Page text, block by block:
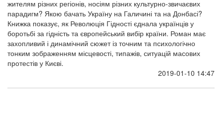
жителям різних регіонів, носіям різних культурно-звичаєвих
парадигм? Якою бачать Україну на Галичині та на Донбасі?
Книжка показує, як Революція Гідності єднала українців у
боротьбі за гідність та європейський вибір країни. Роман має
захопливий і динамічний сюжет із точним та психологічно
тонким зображенням місцевості, типажів, ситуацій масових
протестів у Києві.
2019-01-10 14:47